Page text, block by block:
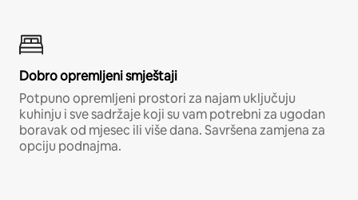
Dobro opremljeni smještaji
Potpuno opremljeni prostori za najam uključuju
kuhinju i sve sadržaje koji su vam potrebni za ugodan
boravak od mjesec ili više dana. Savršena zamjena za
opciju podnajma.